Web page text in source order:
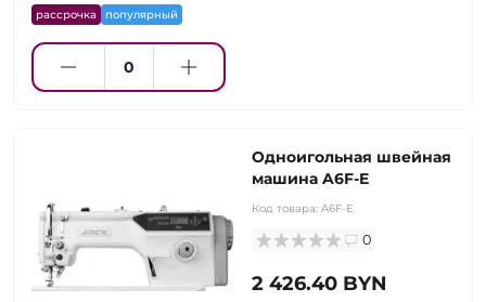
рассрочка популярный
Одноигольная швейная
машина A6F-E
Код товара: A6F-E
0
2 426.40 BYN